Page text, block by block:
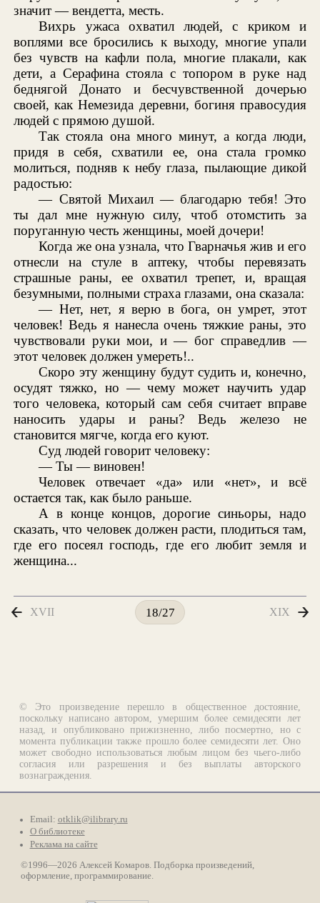
значит — вендетта, месть.
Вихрь ужаса охватил людей, с криком и
воплями все бросились к выходу, многие упали
без чувств на кафли пола, многие плакали, как
дети, а Серафина стояла с топором в руке над
беднягой Донато и бесчувственной дочерью
своей, как Немезида деревни, богиня правосудия
людей с прямою душой.
Так стояла она много минут, а когда люди,
придя в себя, схватили ее, она стала громко
молиться, подняв к небу глаза, пылающие дикой
радостью:
— Святой Михаил — благодарю тебя! Это
ты дал мне нужную силу, чтоб отомстить за
поруганную честь женщины, моей дочери!
Когда же она узнала, что Гварначья жив и его
отнесли на стуле в аптеку, чтобы перевязать
страшные раны, ее охватил трепет, и, вращая
безумными, полными страха глазами, она сказала:
— Нет, нет, я верю в бога, он умрет, этот
человек! Ведь я нанесла очень тяжкие раны, это
чувствовали руки мои, и — бог справедлив —
этот человек должен умереть!..
Скоро эту женщину будут судить и, конечно,
осудят тяжко, но — чему может научить удар
того человека, который сам себя считает вправе
наносить удары и раны? Ведь железо не
становится мягче, когда его куют.
Суд людей говорит человеку:
— Ты — виновен!
Человек отвечает «да» или «нет», и всё
остается так, как было раньше.
А в конце концов, дорогие синьоры, надо
сказать, что человек должен расти, плодиться там,
где его посеял господь, где его любит земля и
женщина...
XVII 18/27 XIX
© Это произведение перешло в общественное достояние,
поскольку написано автором, умершим более семидесяти лет
назад, и опубликовано прижизненно, либо посмертно, но с
момента публикации также прошло более семидесяти лет. Оно
может свободно использоваться любым лицом без чьего-либо
согласия или разрешения и без выплаты авторского
вознаграждения.
Email: otklik@ilibrary.ru
О библиотеке
Реклама на сайте
©1996—2026 Алексей Комаров. Подборка произведений,
оформление, программирование.